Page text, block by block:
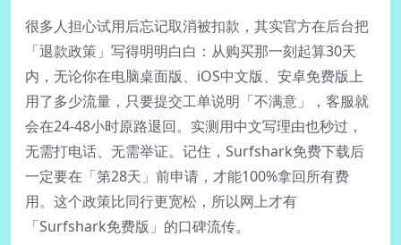
很多人担心试用后忘记取消被扣款，其实官方在后台把
「退款政策」写得明明白白：从购买那一刻起算30天
内，无论你在电脑桌面版、iOS中文版、安卓免费版上
用了多少流量，只要提交工单说明「不满意」，客服就
会在24-48小时原路退回。实测用中文写理由也秒过，
无需打电话、无需举证。记住，Surfshark免费下载后
一定要在「第28天」前申请，才能100%拿回所有费
用。这个政策比同行更宽松，所以网上才有
「Surfshark免费版」的口碑流传。